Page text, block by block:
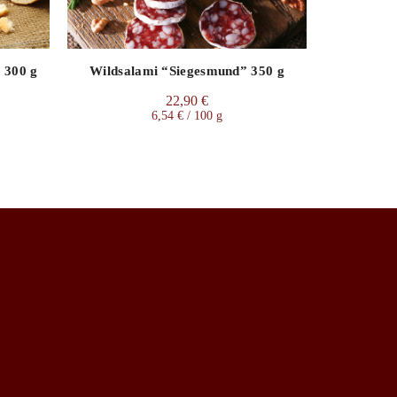
220 g
g Wildsalami “Siegesmund” 350 g
22,90 €
6,54 € / 100 g